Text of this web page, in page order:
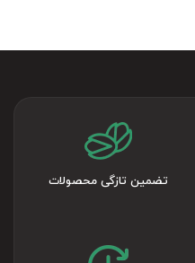
تضمین تازگی محصولات